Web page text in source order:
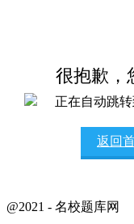
很抱歉，
正在自动跳
返回
@2021 - 名校题库网